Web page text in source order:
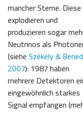
mancher Sterne. Diese
explodieren und
produzieren sogar
Neutrinos als
(siehe Székely &
2007): 1987 haben
mehrere Detektoren
eingewöhnlich starkes
Signal empfangen